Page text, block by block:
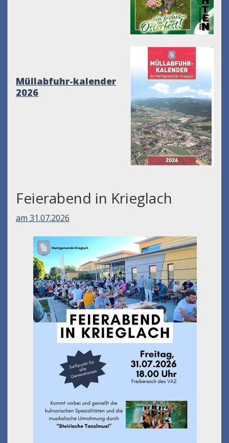
Müllabfuhr-kalender
2026
Feierabend in Krieglach
am 31.07.2026